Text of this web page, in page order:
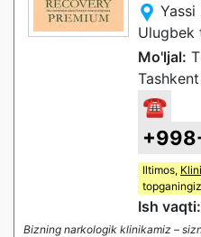
Ulugbek
Mo'ljal:
Tashkent
☎
Iltimos,
Ish vaqti:
Bizning narkologik klinikamiz –